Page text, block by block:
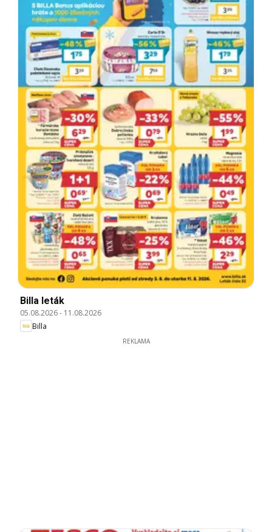
Billa leták
05.08.2026- 11.08.2026
Billa
REKLAMA